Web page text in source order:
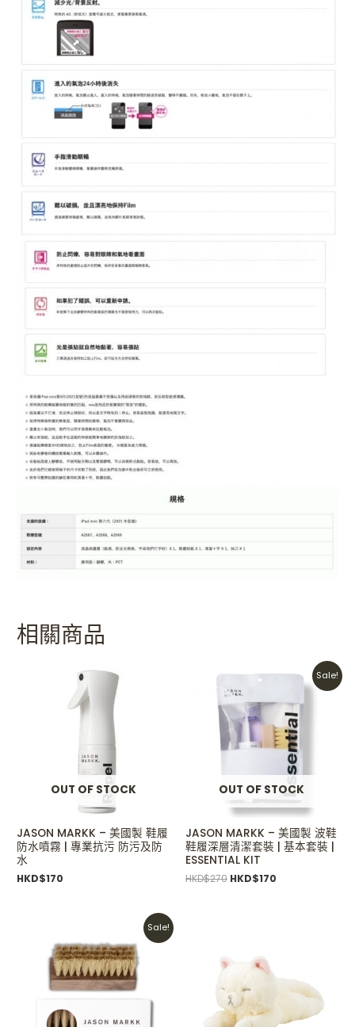
相關商品
OUT OF STOCK
JASON MARKK – 美國製 鞋履
防水噴霧 | 專業抗污 防污及防
水
HKD$170
Sale!
OUT OF STOCK
JASON MARKK – 美國製 波鞋
鞋履深層清潔套裝 | 基本套裝 |
ESSENTIAL KIT
HKD$270
Original
was:
HKD$270.
HKD$170
Current
price
HKD$170.
Sale!
was:
HKD$110.
is:
HKD$90.